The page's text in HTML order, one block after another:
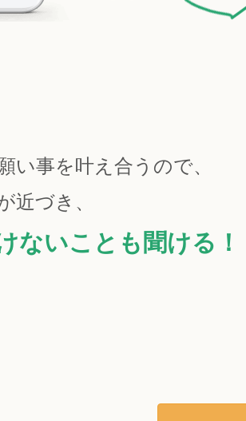
い事を叶え合うので、
近づき、
ないことも聞ける！